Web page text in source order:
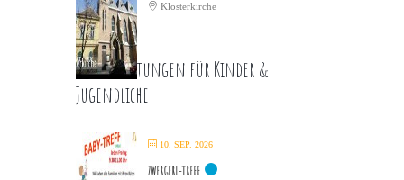
Klosterkirche
Veranstaltungen für Kinder &
Jugendliche
10. SEP. 2026
ZWERGERL-TREFF